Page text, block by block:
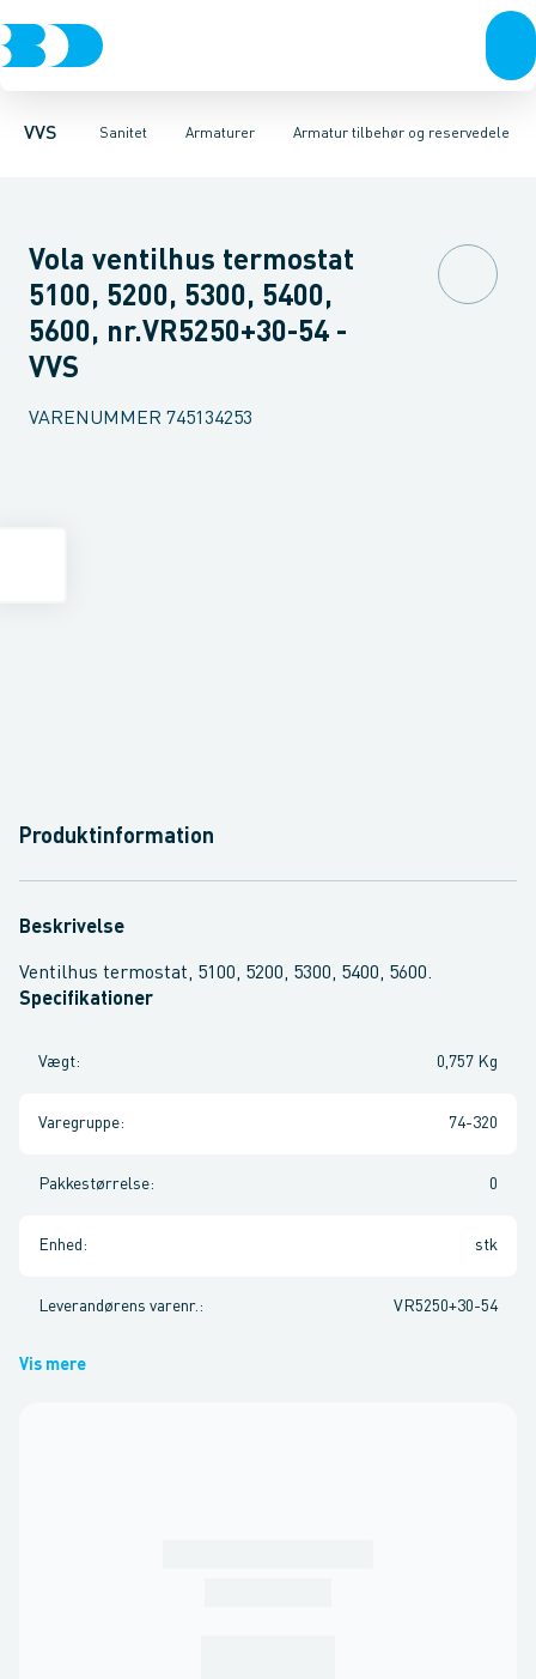
VVS Sanitet
Rør & fittingsPressfittings & rørKuglehaner & ventilerAfløb
Armaturer
Toiletter, sæder og cisterner VaskeArmaturerBrusere
Armatur tilbehør og reservedele
Køkken armaturer Håndvask armaturerTermostatarmaturer
Vola ventilhus termostat
5100, 5200, 5300, 5400,
5600, nr.VR5250+30-54 -
VVS
VARENUMMER 745134253
Produktinformation
Beskrivelse
Ventilhus termostat, 5100, 5200, 5300, 5400, 5600.
Specifikationer
Vægt: 0,757 Kg
Varegruppe: 74-320
Pakkestørrelse: 0
Enhed : stk
Leverandørens varenr. : VR5250+30-54
Vis mere